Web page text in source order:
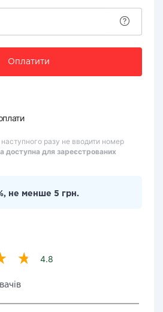
Оплатити
разу не вводити номер
доступна для зареєстрованих
не менше 5 грн.
4.8